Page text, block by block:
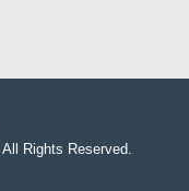
Rights Reserved.